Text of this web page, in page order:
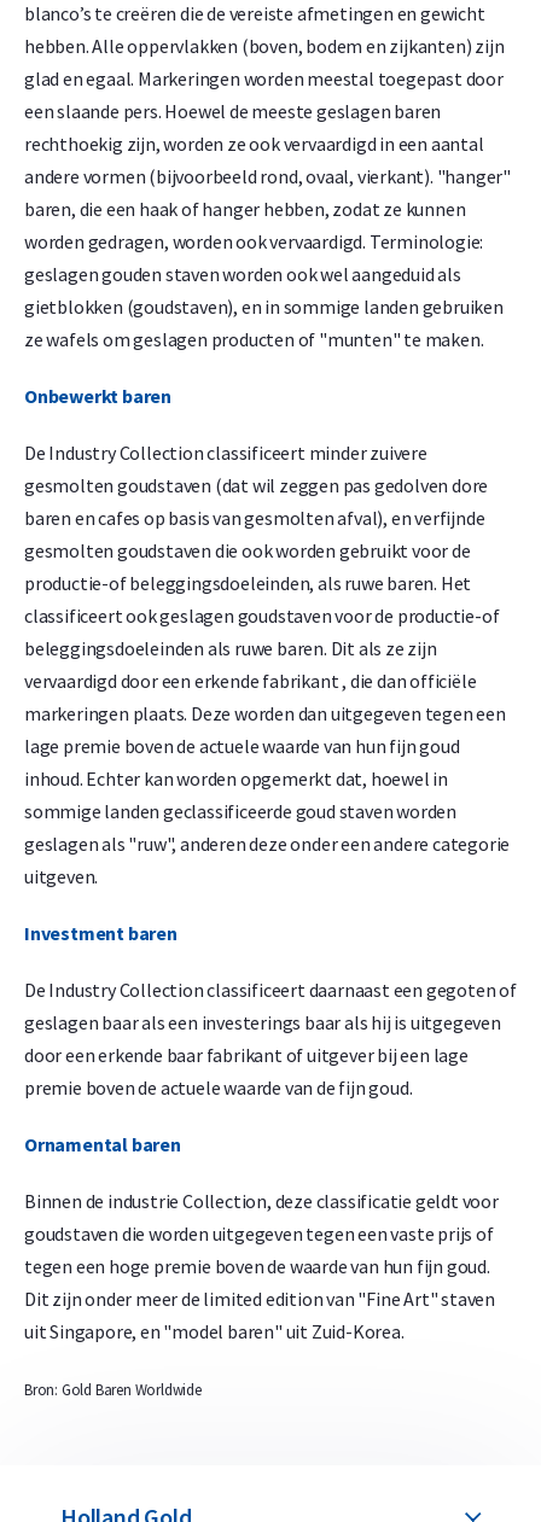
blanco’s te creëren die de vereiste afmetingen en gewicht
hebben. Alle oppervlakken (boven, bodem en zijkanten) zijn
glad en egaal. Markeringen worden meestal toegepast door
een slaande pers. Hoewel de meeste geslagen baren
rechthoekig zijn, worden ze ook vervaardigd in een aantal
andere vormen (bijvoorbeeld rond, ovaal, vierkant). "hanger"
baren, die een haak of hanger hebben, zodat ze kunnen
worden gedragen, worden ook vervaardigd. Terminologie:
geslagen gouden staven worden ook wel aangeduid als
gietblokken (goudstaven), en in sommige landen gebruiken
ze wafels om geslagen producten of "munten" te maken.
Onbewerkt baren
De Industry Collection classificeert minder zuivere
gesmolten goudstaven (dat wil zeggen pas gedolven dore
baren en cafes op basis van gesmolten afval), en verfijnde
gesmolten goudstaven die ook worden gebruikt voor de
productie-of beleggingsdoeleinden, als ruwe baren. Het
classificeert ook geslagen goudstaven voor de productie-of
beleggingsdoeleinden als ruwe baren. Dit als ze zijn
vervaardigd door een erkende fabrikant , die dan officiële
markeringen plaats. Deze worden dan uitgegeven tegen een
lage premie boven de actuele waarde van hun fijn goud
inhoud. Echter kan worden opgemerkt dat, hoewel in
sommige landen geclassificeerde goud staven worden
geslagen als "ruw", anderen deze onder een andere categorie
uitgeven.
Investment baren
De Industry Collection classificeert daarnaast een gegoten of
geslagen baar als een investerings baar als hij is uitgegeven
door een erkende baar fabrikant of uitgever bij een lage
premie boven de actuele waarde van de fijn goud.
Ornamental baren
Binnen de industrie Collection, deze classificatie geldt voor
goudstaven die worden uitgegeven tegen een vaste prijs of
tegen een hoge premie boven de waarde van hun fijn goud.
Dit zijn onder meer de limited edition van "Fine Art" staven
uit Singapore, en "model baren" uit Zuid-Korea.
Bron: Gold Baren Worldwide